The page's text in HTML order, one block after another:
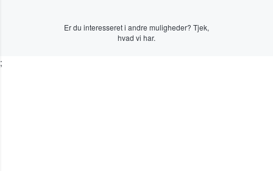
Er du interesseret i andre muligheder? Tjek,
hvad vi har.
;